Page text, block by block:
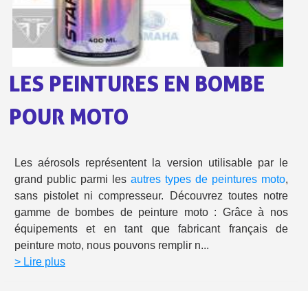
Paiement en 4x sans frais dès 30€ d'achats
Votre devis en ligne en moins d'1 minute
Partagez vos créations et obtenez des bons d'achat
Gagnez des points de fidélité à chaque commande
Livraison sous 24 h en France Métropolitaine
Réduction de 5€ sur la première commande
10€ de bon d'achat pour chaque parrainage
Inscription à la newsletter : 5€ de réduction
Livraison sous 24 h en France Métropolitaine
Livraison offerte en France métropolitaine pour 250€ d'achats
LES PEINTURES EN BOMBE
POUR MOTO
Les aérosols représentent la version utilisable par le
grand public parmi les autres types de peintures moto,
sans pistolet ni compresseur. Découvrez toutes notre
gamme de bombes de peinture moto : Grâce à nos
équipements et en tant que fabricant français de
peinture moto, nous pouvons remplir n...
> Lire plus